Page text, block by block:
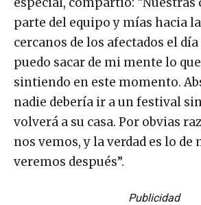
parte del equipo y mías hacia
cercanos de los afectados el día
puedo sacar de mi mente lo
sintiendo en este momento.
nadie debería ir a un festival
volverá a su casa. Por obvias
nos vemos, y la verdad es lo de
veremos después”.
Publicidad